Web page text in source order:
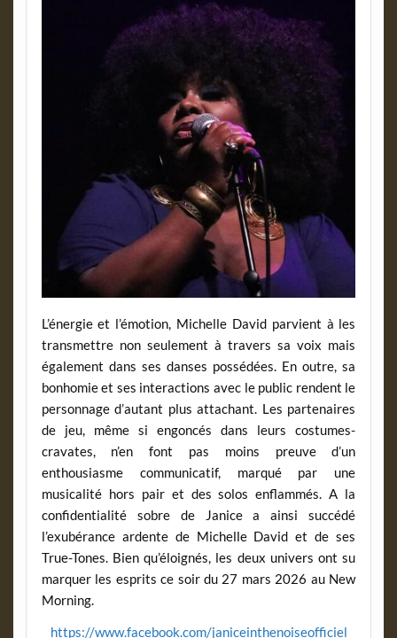
L’énergie et l’émotion, Michelle David parvient à les
transmettre non seulement à travers sa voix mais
également dans ses danses possédées. En outre, sa
bonhomie et ses interactions avec le public rendent le
personnage d’autant plus attachant. Les partenaires
de jeu, même si engoncés dans leurs costumes-
cravates, n’en font pas moins preuve d’un
enthousiasme communicatif, marqué par une
musicalité hors pair et des solos enflammés. A la
confidentialité sobre de Janice a ainsi succédé
l’exubérance ardente de Michelle David et de ses
True-Tones. Bien qu’éloignés, les deux univers ont su
marquer les esprits ce soir du 27 mars 2026 au New
Morning.
https://www.facebook.com/janiceinthenoiseofficiel